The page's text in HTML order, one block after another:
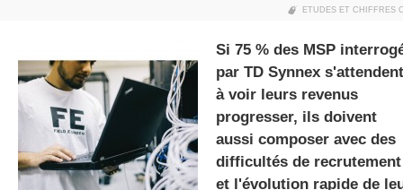
ETUDES ET CHIFFRES
Si 75 % des MSP
par TD Synnex s'attendent
à voir leurs revenus
progresser, ils doivent
aussi composer avec des
difficultés de recrutement
et l'évolution rapide de